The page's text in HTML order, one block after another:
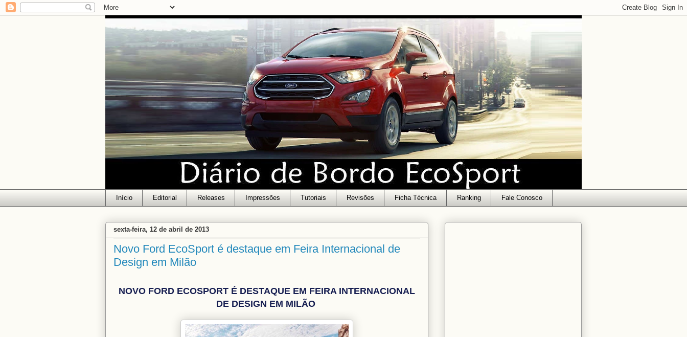
Início Editorial Releases Impressões Tutoriais Revisões Ficha Técnica Ranking Fale Conosco
sexta-feira, 12 de abril de 2013
Novo Ford EcoSport é destaque em Feira Internacional de
Design em Milão
NOVO FORD ECOSPORT É DESTAQUE EM FEIRA INTERNACIONAL
DE DESIGN EM MILÃO